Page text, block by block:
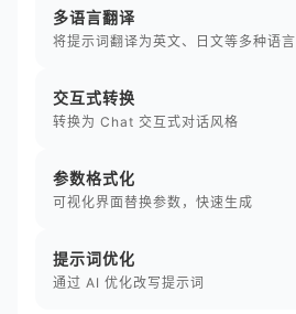
多语言翻译
将提示词翻译为英文、日文等多种语言
交互式转换
转换为 Chat 交互式对话风格
参数格式化
可视化界面替换参数，快速生成
提示词优化
通过 AI 优化改写提示词